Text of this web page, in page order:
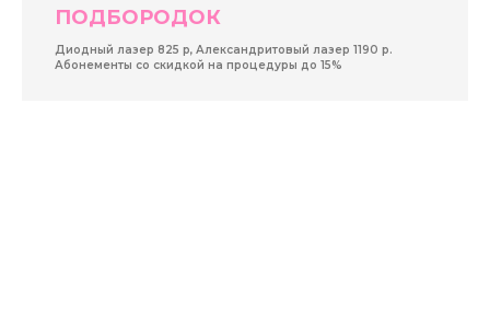
ПОДБОРОДОК
Диодный лазер 825 р, Александритовый лазер 1190 р.
Абонементы со скидкой на процедуры до 15%